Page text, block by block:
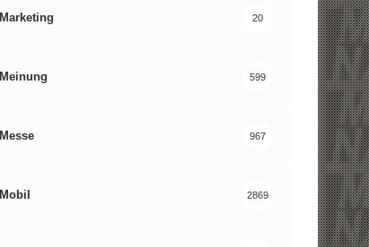
Marketing 20
Meinung 599
Messe 967
Mobil 2869